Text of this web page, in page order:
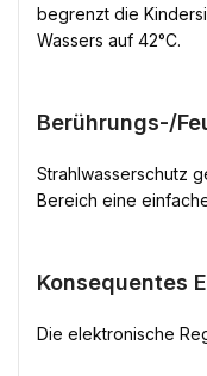
begrenzt die
Wassers auf 42°C.
Berührungs-/
Strahlwasserschutz
Bereich eine
Konsequentes
Die elektronische